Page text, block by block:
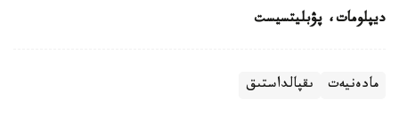
ديپلومات، پۋبليتسيست
مادەنيەت ىقپالداستىق